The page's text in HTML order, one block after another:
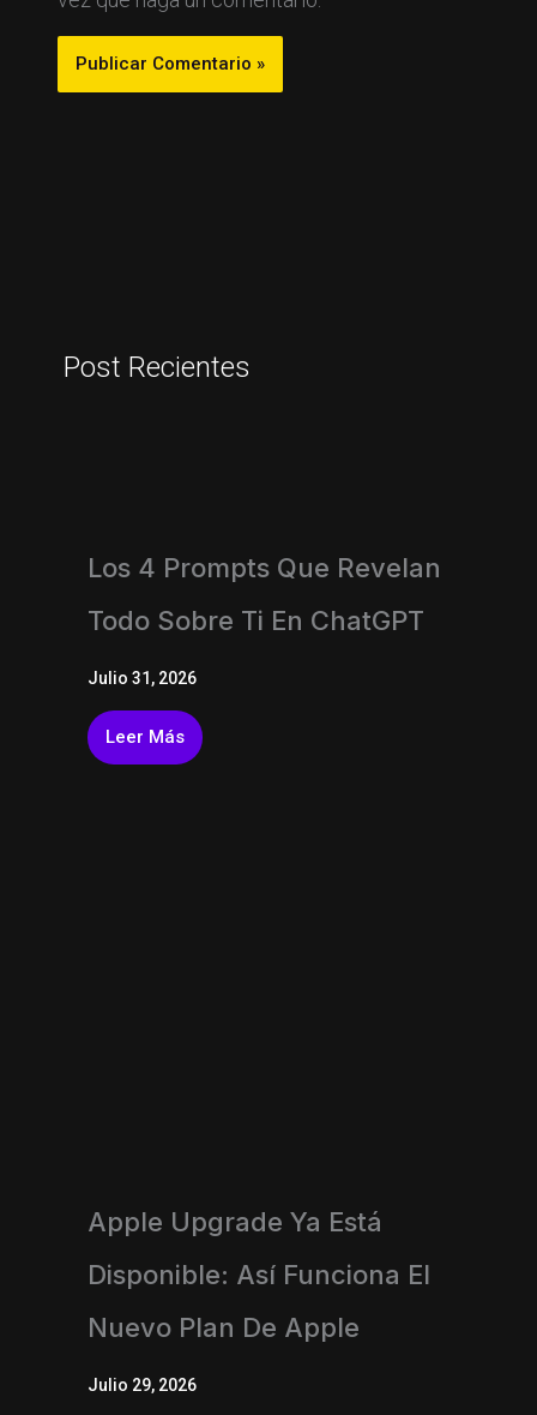
Post Recientes
Los 4 Prompts Que Revelan
Todo Sobre Ti En ChatGPT
Julio 31, 2026
Leer Más
Apple Upgrade Ya Está
Disponible: Así Funciona El
Nuevo Plan De Apple
Julio 29, 2026